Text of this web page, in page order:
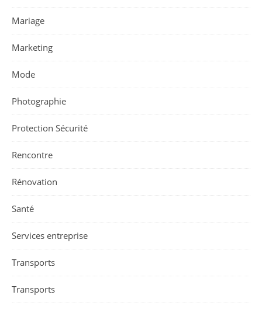
Mariage
Marketing
Mode
Photographie
Protection Sécurité
Rencontre
Rénovation
Santé
Services entreprise
Transports
Transports